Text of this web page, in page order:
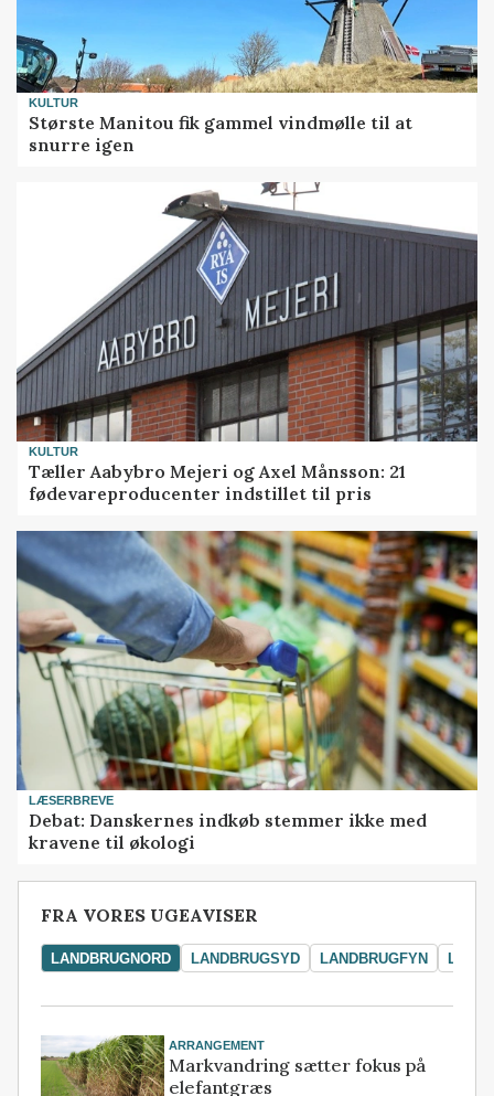
KULTUR
Største Manitou fik gammel vindmølle til at
snurre igen
KULTUR
Tæller Aabybro Mejeri og Axel Månsson: 21
fødevareproducenter indstillet til pris
LÆSERBREVE
Debat: Danskernes indkøb stemmer ikke med
kravene til økologi
FRA VORES UGEAVISER
LANDBRUGNORD LANDBRUGSYD LANDBRUGFYN
ARRANGEMENT
Markvandring sætter fokus på
elefantgræs